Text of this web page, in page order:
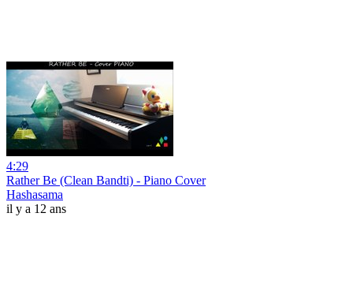
4:29
Rather Be (Clean Bandti) - Piano Cover
Hashasama
il y a 12 ans